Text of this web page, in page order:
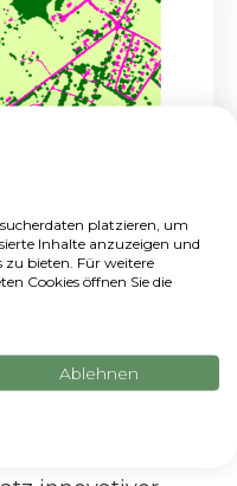
schaffen
platzieren, um
Inhalte anzuzeigen und
zu bieten. Für weitere
Cookies öffnen Sie die
Ablehnen